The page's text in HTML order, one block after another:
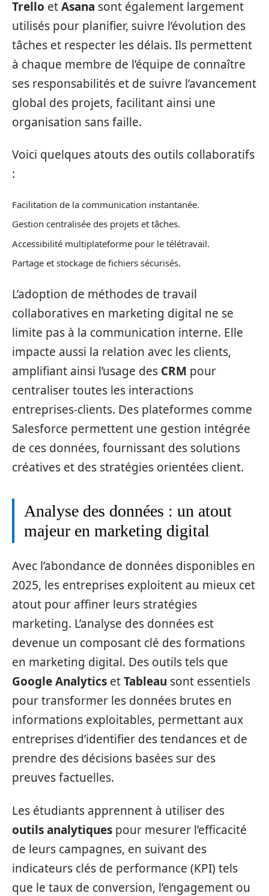
Trello etAsana sont également largement
utilisés pour planifier, suivre l’évolution des
tâches et respecter les délais. Ils permettent
à chaque membre de l’équipe de connaître
ses responsabilités et de suivre l’avancement
global des projets, facilitant ainsi une
organisation sans faille.
Voici quelques atouts des outils collaboratifs
:
Facilitation de la communication instantanée.
Gestion centralisée des projets et tâches.
Accessibilité multiplateforme pour le télétravail.
Partage et stockage de fichiers sécurisés.
L’adoption de méthodes de travail
collaboratives en marketing digital ne se
limite pas à la communication interne. Elle
impacte aussi la relation avec les clients,
amplifiant ainsi l’usage des CRM pour
centraliser toutes les interactions
entreprises-clients. Des plateformes comme
Salesforce permettent une gestion intégrée
de ces données, fournissant des solutions
créatives et des stratégies orientées client.
Analyse des données : un atout
majeur en marketing digital
Avec l’abondance de données disponibles en
2025, les entreprises exploitent au mieux cet
atout pour affiner leurs stratégies
marketing. L’analyse des données est
devenue un composant clé des formations
en marketing digital. Des outils tels que
Google Analytics etTableau sont essentiels
pour transformer les données brutes en
informations exploitables, permettant aux
entreprises d’identifier des tendances et de
prendre des décisions basées sur des
preuves factuelles.
Les étudiants apprennent à utiliser des
outils analytiques pour mesurer l’efficacité
de leurs campagnes, en suivant des
indicateurs clés de performance (KPI) tels
que le taux de conversion, l’engagement ou